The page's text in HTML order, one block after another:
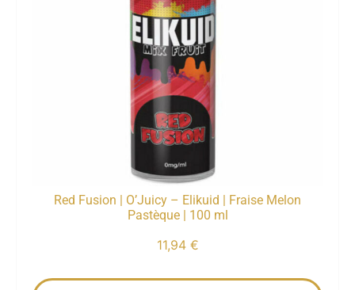
Red Fusion | O’Juicy – Elikuid | Fraise Melon
Pastèque | 100 ml
11,94 €